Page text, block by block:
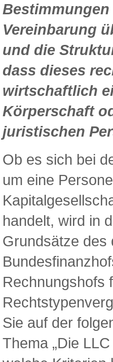
Vereinbarung
und die
dass dieses
wirtschaftlich
Körperschaft
juristischen
Ob es sich bei
um eine
handelt, wird in
Grundsätze des
Rechnungshofs
Sie auf der
Thema „Die